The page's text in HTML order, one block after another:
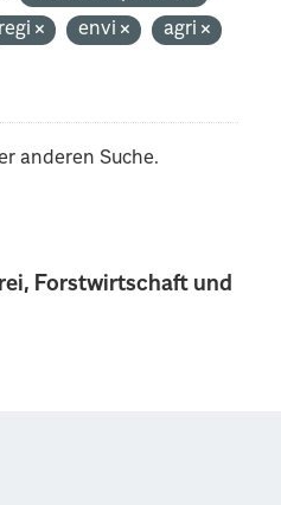
Forstwirtschaft und
regi envi agri
anderen Suche.